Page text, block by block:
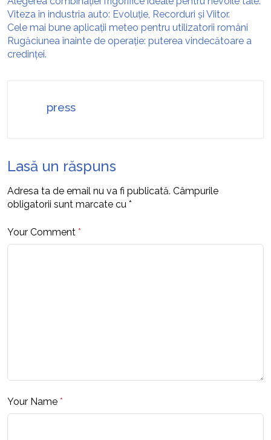
Viteza în industria auto: Evoluție, Recorduri și Viitor.
Cele mai bune aplicații meteo pentru utilizatorii români
Rugăciunea înainte de operație: puterea vindecătoare a
credinței.
press
Lasă un răspuns
Adresa ta de email nu va fi publicată. Câmpurile
obligatorii sunt marcate cu *
Your Comment *
Your Name *